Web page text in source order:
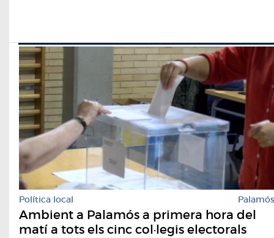
Política local Palamós
Ambient a Palamós a primera hora del
matí a tots els cinc col·legis electorals